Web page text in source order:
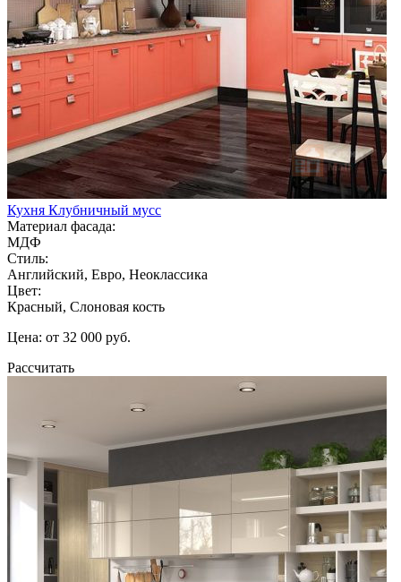
Кухня Клубничный мусс
Материал фасада:
МДФ
Стиль:
Английский, Евро, Неоклассика
Цвет:
Красный, Слоновая кость
Цена: от 32 000 руб.
Рассчитать